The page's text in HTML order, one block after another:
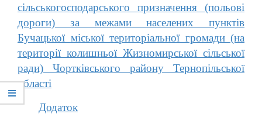
сільськогосподарського призначення (польові
дороги) за межами населених пунктів
Бучацької міської територіальної громади (на
території колишньої Жизномирської сільської
ради) Чортківського району Тернопільської
області
Додаток